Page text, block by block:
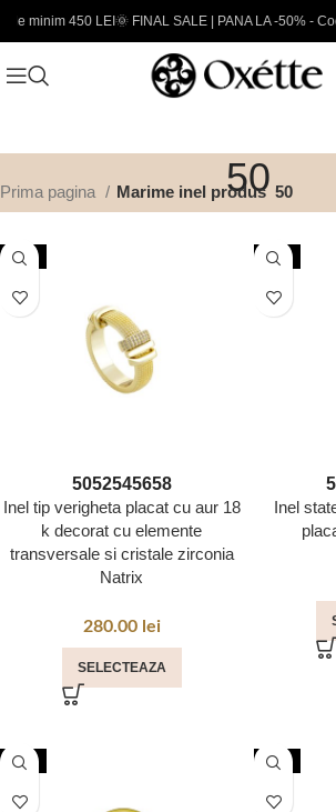
🌞 FINAL SALE | PANA LA -50% - Coduri noi
50
Prima pagina Marime inel produs 50
NOU
5052545658
Inel tip verigheta placat cu aur 18
k decorat cu elemente
transversale si cristale zirconia
Natrix
280.00 lei
SELECTEAZA
NOU
Inel
NOU NOU